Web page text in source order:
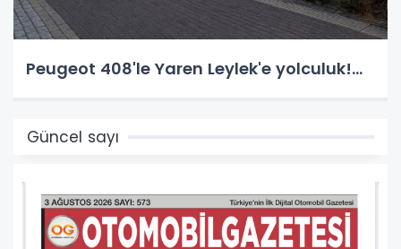
Peugeot 408'le Yaren Leylek'e yolculuk!...
Güncel sayı